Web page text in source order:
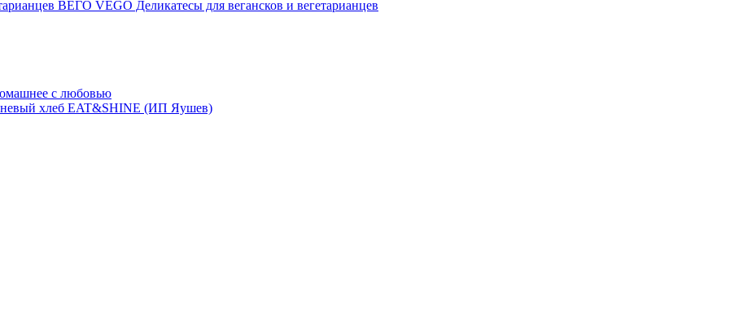
ВЕГО VEGO Деликатесы для вегансков и вегетарианцев
с любовью
хлеб EAT&SHINE (ИП Яушев)